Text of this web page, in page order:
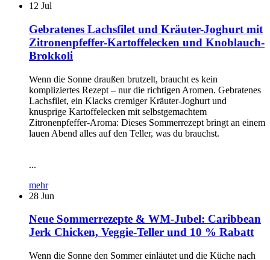
12 Jul
Gebratenes Lachsfilet und Kräuter-Joghurt mit
Zitronenpfeffer-Kartoffelecken und Knoblauch-
Brokkoli
Wenn die Sonne draußen brutzelt, braucht es kein
kompliziertes Rezept – nur die richtigen Aromen. Gebratenes
Lachsfilet, ein Klacks cremiger Kräuter-Joghurt und
knusprige Kartoffelecken mit selbstgemachtem
Zitronenpfeffer-Aroma: Dieses Sommerrezept bringt an einem
lauen Abend alles auf den Teller, was du brauchst.
...
mehr
28 Jun
Neue Sommerrezepte & WM-Jubel: Caribbean
Jerk Chicken, Veggie-Teller und 10 % Rabatt
Wenn die Sonne den Sommer einläutet und die Küche nach